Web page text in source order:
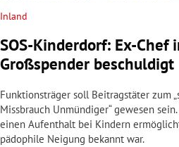
Untermenü
Untermenü
Untermenü
Untermenü
Inland
SOS-Kinderdorf: Ex-Chef
Großspender beschuldigt
Funktionsträger soll Beitragstäter zum
Missbrauch Unmündiger“ gewesen
einen Aufenthalt bei Kindern
pädophile Neigung bekannt war.